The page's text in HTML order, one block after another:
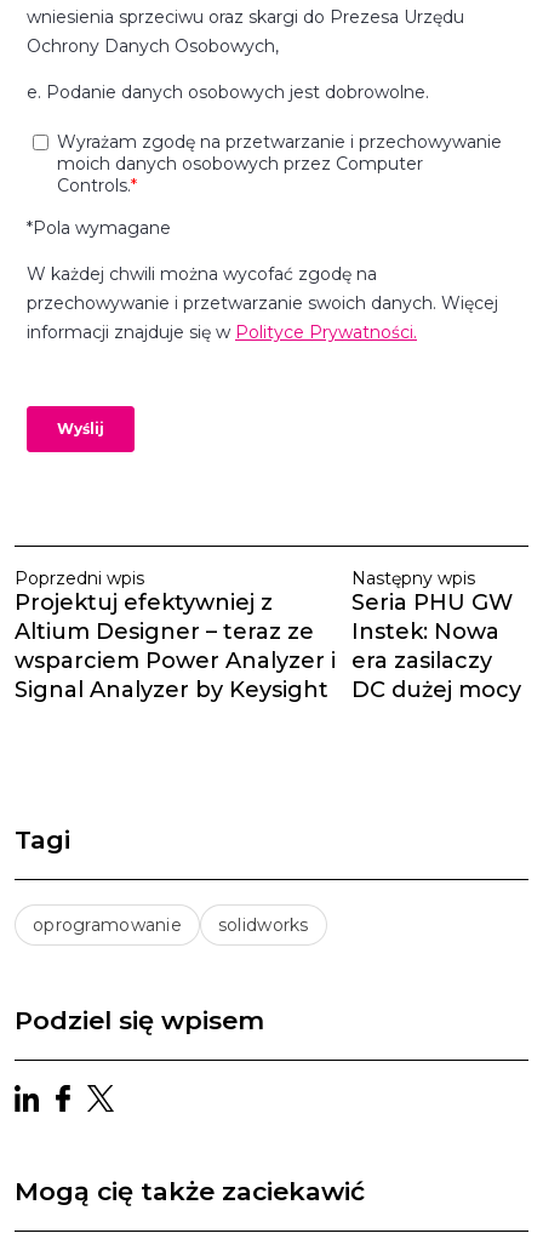
Poprzedni wpis
Projektuj efektywniej z
Altium Designer – teraz ze
wsparciem Power Analyzer i
Signal Analyzer by Keysight
Następny wpis
Seria PHU GW
Instek: Nowa
era zasilaczy
DC dużej mocy
Tagi
oprogramowanie solidworks
Podziel się wpisem
Mogą cię także zaciekawić